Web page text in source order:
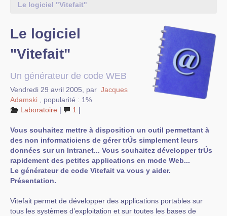
Besoin d’Aide ?
Contact
Les antennes
Espace membres
Le logiciel "Vitefait"
Le logiciel
"Vitefait"
Un générateur de code WEB
Vendredi 29 avril 2005 par Jacques
Adamski
popularité : 1%
Laboratoire | 1 |
Vous souhaitez mettre à disposition un outil permettant à
des non informaticiens de gérer trÚs simplement leurs
données sur un Intranet... Vous souhaitez développer trÚs
rapidement des petites applications en mode Web...
Le générateur de code Vitefait va vous y aider.
Présentation.
Vitefait permet de développer des applications portables sur
tous les systèmes d’exploitation et sur toutes les bases de